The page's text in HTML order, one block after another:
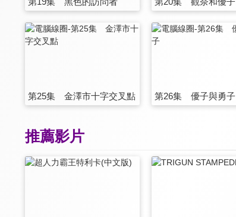
第25集 金澤市十字交叉點 第26集 優子與勇子
推薦影片